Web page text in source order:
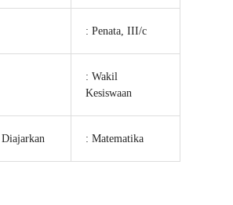
: Penata, III/c
: Wakil
Kesiswaan
: Matematika